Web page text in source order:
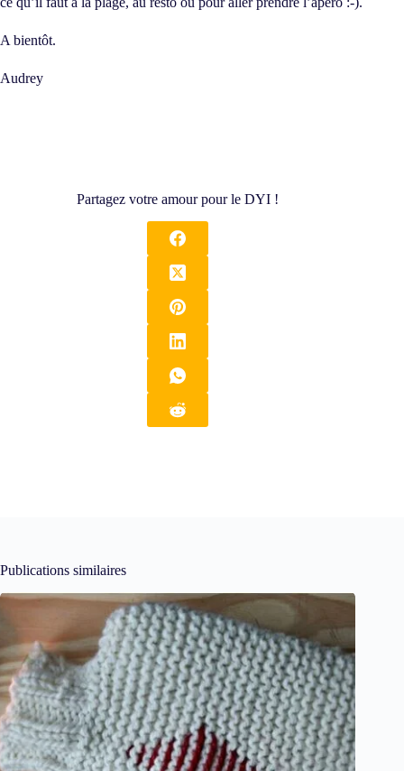
A bientôt.
Audrey
Partagez votre amour pour le DYI !
Publications similaires